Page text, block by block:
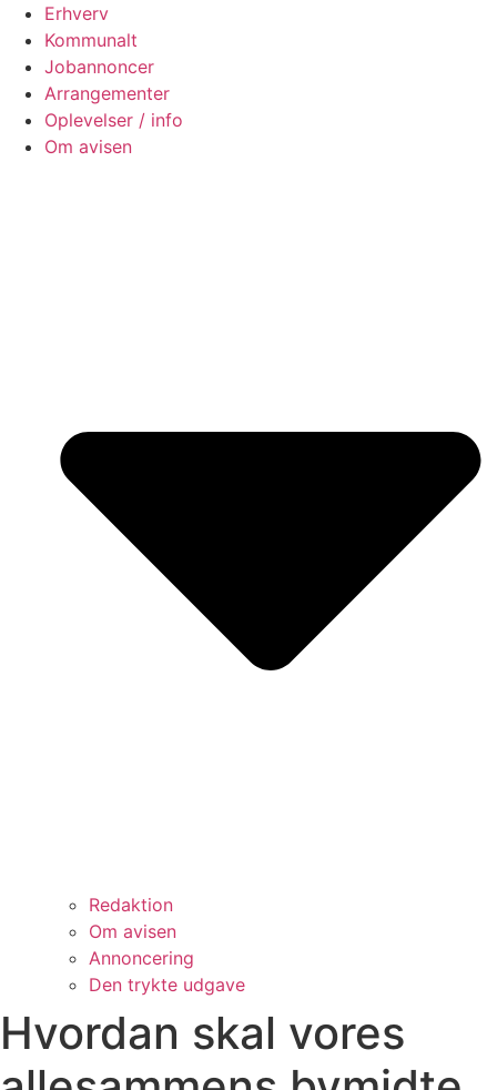
Erhverv
Kommunalt
Jobannoncer
Arrangementer
Oplevelser / info
Om avisen
Redaktion
Om avisen
Annoncering
Den trykte udgave
Hvordan skal vores